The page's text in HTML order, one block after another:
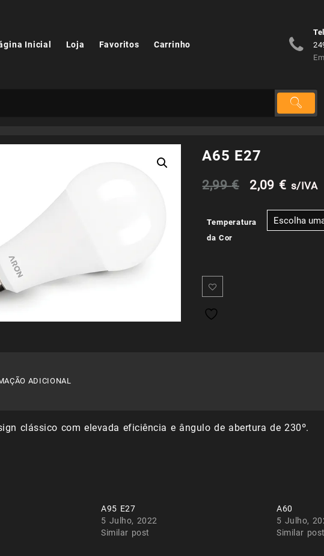
Inicial Loja Favoritos Carrinho
A65 E27
2,99€
O
preço
original
2,09 €O
preço
atual
s/IVA
Temperatura
da Cor
ADICIONAL
clássico com elevada eficiência e ângulo de abertura de 230º.
A95 E27
5 Julho, 2022
Similar post
A60
5 Julho,
Similar post